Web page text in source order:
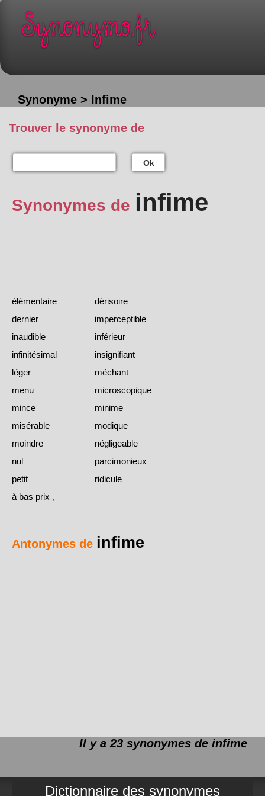
Synonyme > Infime
Trouver le synonyme de
Ok
Synonymes de infime
élémentaire
dérisoire
dernier
imperceptible
inaudible
inférieur
infinitésimal
insignifiant
léger
méchant
menu
microscopique
mince
minime
misérable
modique
moindre
négligeable
nul
parcimonieux
petit
ridicule
à bas prix ,
Antonymes de infime
Il y a 23 synonymes de infime
Dictionnaire des synonymes